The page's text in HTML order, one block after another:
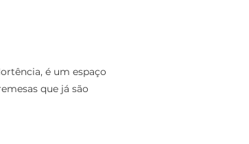
é um espaço
que já são